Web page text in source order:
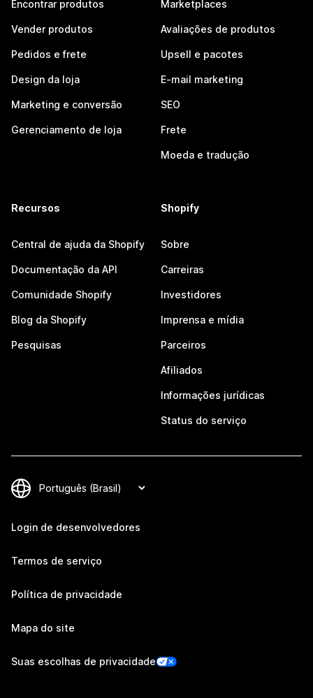
Encontrar produtos
Vender produtos
Pedidos e frete
Design da loja
Marketing e conversão
Gerenciamento de loja
Marketplaces
Avaliações de produtos
Upsell e pacotes
E-mail marketing
SEO
Frete
Moeda e tradução
Recursos
Central de ajuda da Shopify
Documentação da API
Comunidade Shopify
Blog da Shopify
Pesquisas
Shopify
Sobre
Carreiras
Investidores
Imprensa e mídia
Parceiros
Afiliados
Informações jurídicas
Status do serviço
Login de desenvolvedores
Termos de serviço
Política de privacidade
Mapa do site
Suas escolhas de privacidade